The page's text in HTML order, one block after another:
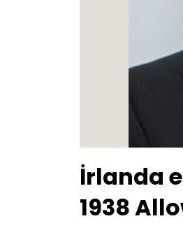
İrlanda
1938